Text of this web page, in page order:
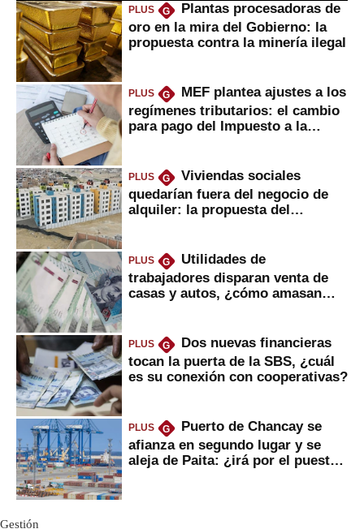
PLUS G
Plantas procesadoras de
oro en la mira del Gobierno: la
propuesta contra la minería ilegal
PLUS G
MEF plantea ajustes a los
regímenes tributarios: el cambio
para pago del Impuesto a la
PLUS G
Viviendas sociales
quedarían fuera del negocio de
alquiler: la propuesta del
PLUS G
Utilidades de
trabajadores disparan venta de
casas y autos, ¿cómo amasan
PLUS G
Dos nuevas financieras
tocan la puerta de la SBS, ¿cuál
es su conexión con cooperativas?
PLUS G
Puerto de Chancay se
afianza en segundo lugar y se
aleja de Paita: ¿irá por el puesto
Gestión